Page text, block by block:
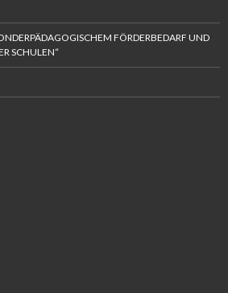
FÖRDERBEDARF UND
SCHULEN“